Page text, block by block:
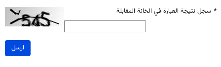
* سجل نتيجة العبارة في الخانة المقابلة
ارسل